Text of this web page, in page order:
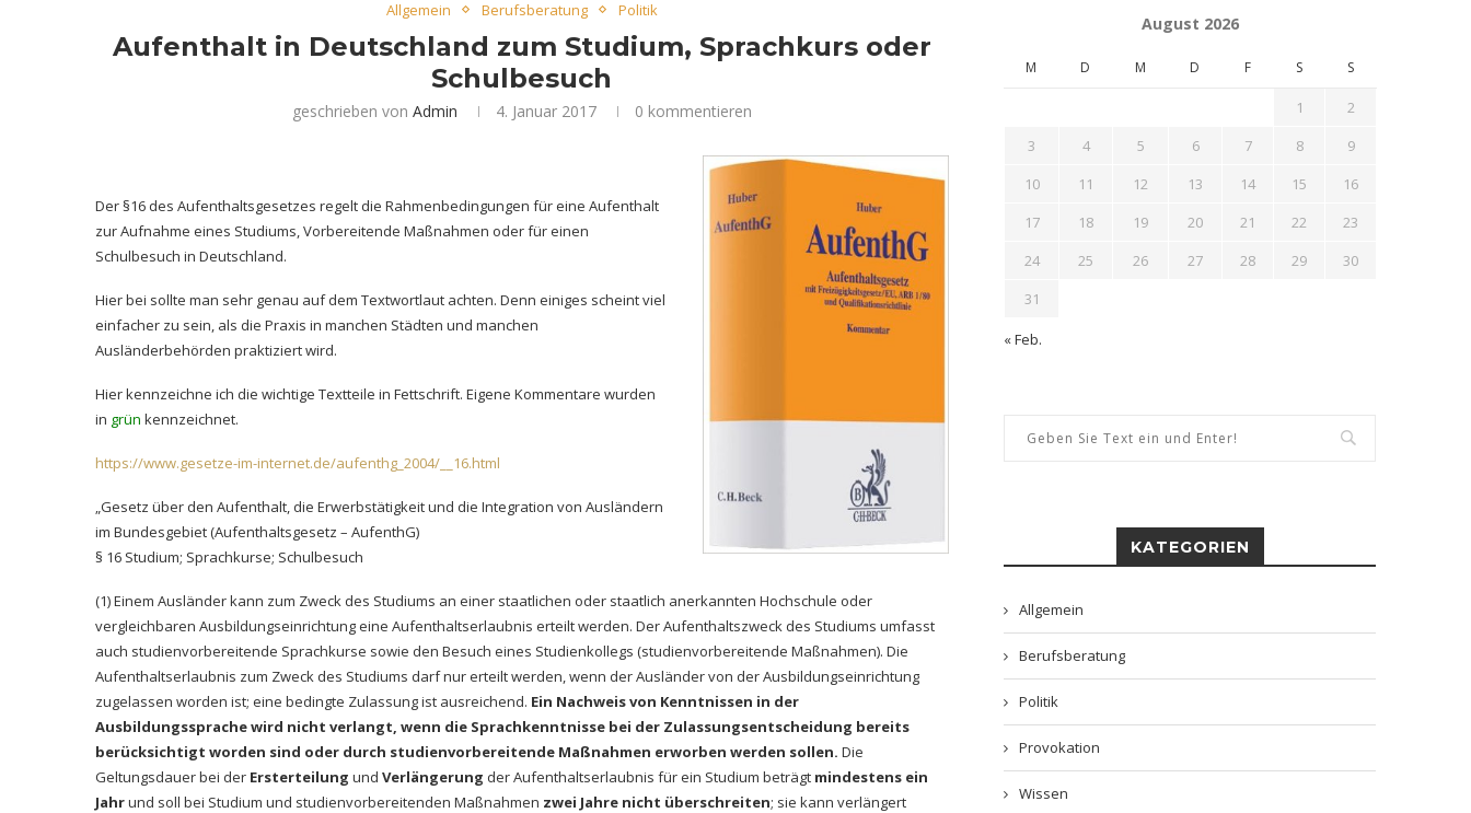
Allgemein Berufsberatung Politik
Aufenthalt in Deutschland zum Studium, Sprachkurs oder
Schulbesuch
geschrieben von Admin 4. Januar 2017 0 kommentieren
Der §16 des Aufenthaltsgesetzes regelt die Rahmenbedingungen für eine Aufenthalt
zur Aufnahme eines Studiums, Vorbereitende Maßnahmen oder für einen
Schulbesuch in Deutschland.
Hier bei sollte man sehr genau auf dem Textwortlaut achten. Denn einiges scheint viel
einfacher zu sein, als die Praxis in manchen Städten und manchen
Ausländerbehörden praktiziert wird.
Hier kennzeichne ich die wichtige Textteile in Fettschrift. Eigene Kommentare wurden
in grün kennzeichnet.
https://www.gesetze-im-internet.de/aufenthg_2004/__16.html
„Gesetz über den Aufenthalt, die Erwerbstätigkeit und die Integration von Ausländern
im Bundesgebiet (Aufenthaltsgesetz – AufenthG)
§ 16 Studium; Sprachkurse; Schulbesuch
(1) Einem Ausländer kann zum Zweck des Studiums an einer staatlichen oder staatlich anerkannten Hochschule oder
vergleichbaren Ausbildungseinrichtung eine Aufenthaltserlaubnis erteilt werden. Der Aufenthaltszweck des Studiums umfasst
auch studienvorbereitende Sprachkurse sowie den Besuch eines Studienkollegs (studienvorbereitende Maßnahmen). Die
Aufenthaltserlaubnis zum Zweck des Studiums darf nur erteilt werden, wenn der Ausländer von der Ausbildungseinrichtung
zugelassen worden ist; eine bedingte Zulassung ist ausreichend. Ein Nachweis von Kenntnissen in der
Ausbildungssprache wird nicht verlangt, wenn die Sprachkenntnisse bei der Zulassungsentscheidung bereits
berücksichtigt worden sind oder durch studienvorbereitende Maßnahmen erworben werden sollen. Die
Geltungsdauer bei der Ersterteilung und Verlängerung der Aufenthaltserlaubnis für ein Studium beträgt mindestens ein
Jahrund soll bei Studium und studienvorbereitenden Maßnahmen zwei Jahre nicht überschreiten; sie kann verlängert
August 2026
M D M D F S S
1
2
3
4 5 6 7 8
9
10
11 12 13 14 15
16
17
18 19 20 21 22
23
24
25 26 27 28 29
30
31
« Feb.
KATEGORIEN
Allgemein
Berufsberatung
Politik
Provokation
Wissen